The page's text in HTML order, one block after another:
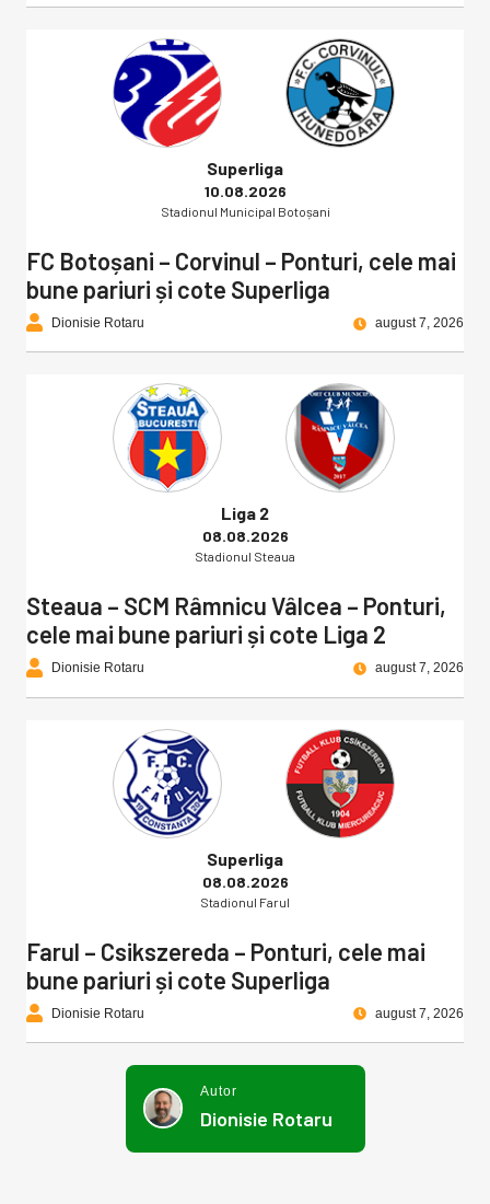
Superliga
10.08.2026
Stadionul Municipal Botoșani
FC Botoșani – Corvinul – Ponturi, cele mai
bune pariuri și cote Superliga
Dionisie Rotaru august 7, 2026
Liga 2
08.08.2026
Stadionul Steaua
Steaua – SCM Râmnicu Vâlcea – Ponturi,
cele mai bune pariuri și cote Liga 2
Dionisie Rotaru august 7, 2026
Superliga
08.08.2026
Stadionul Farul
Farul – Csikszereda – Ponturi, cele mai
bune pariuri și cote Superliga
Dionisie Rotaru august 7, 2026
Autor
Dionisie Rotaru